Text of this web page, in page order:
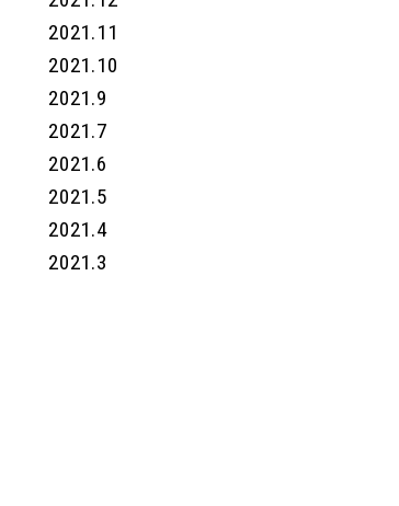
2021.11
2021.10
2021.9
2021.7
2021.6
2021.5
2021.4
2021.3